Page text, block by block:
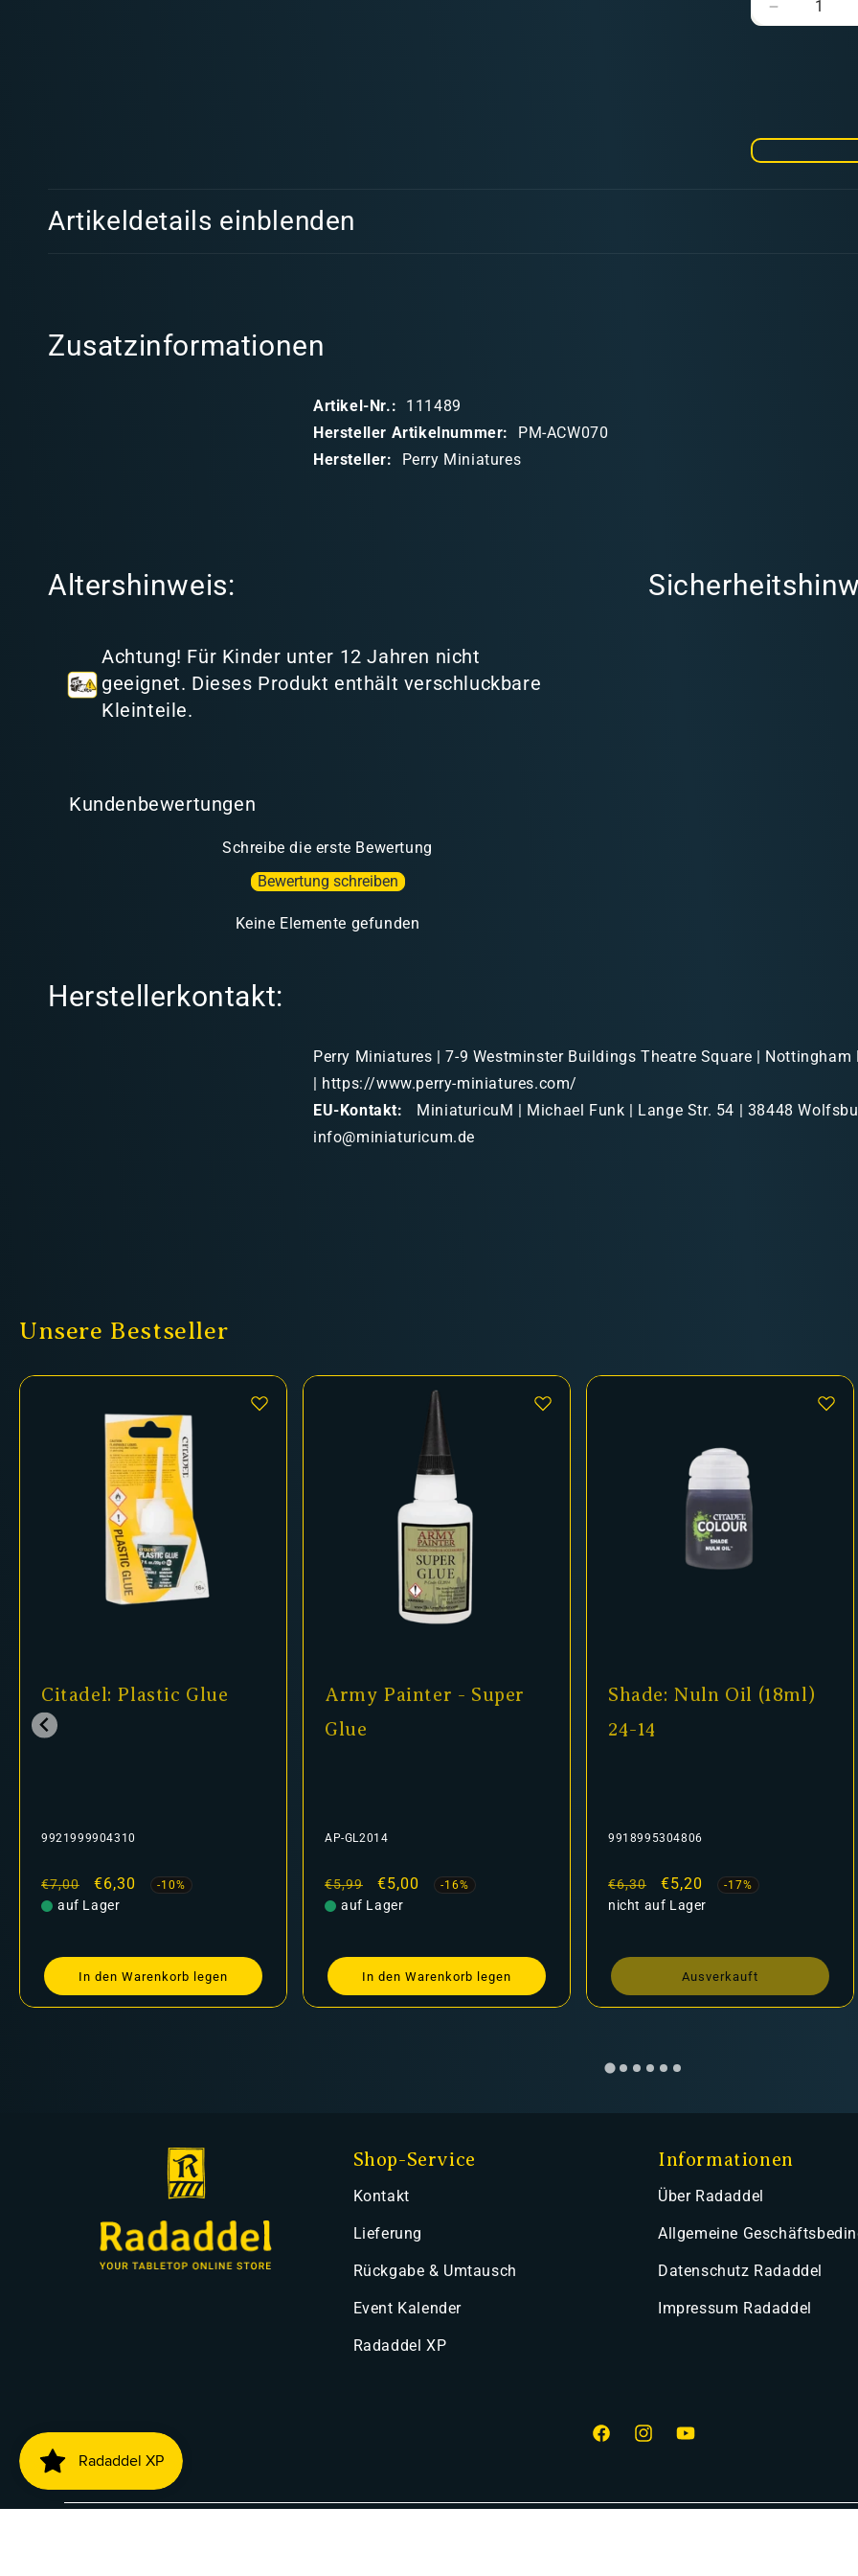
Verringere
War
i
a
I
Artikeldetails einblenden
Zusatzinformationen
Artikel-Nr.:
111489
Hersteller Artikelnummer:
PM-ACW070
Hersteller:
Perry Miniatures
Altershinweis:
Achtung! Für Kinder unter 12 Jahren nicht
geeignet. Dieses Produkt enthält verschluckbare
Kleinteile.
Kundenbewertungen
Schreibe die erste Bewertung
Bewertung schreiben
Keine Elemente gefunden
Herstellerkontakt:
Perry Miniatures | 7-9 Westminster Buildings Theatre Square | Nottingham
| https://www.perry-miniatures.com/
EU-Kontakt:
MiniaturicuM | Michael Funk | Lange Str. 54 | 38448
info@miniaturicum.de
Unsere Bestseller
Citadel: Plastic Glue
9921999904310
Normaler
Preis
€7,00 Verkaufspreis
€6,30 -10%
auf Lager
In den Warenkorb legen
Army Painter - Super
Glue
AP-GL2014
Normaler
Preis
€5,99 Verkaufspreis
€5,00 -16%
auf Lager
In den Warenkorb legen
Shade: Nuln Oil (18ml)
24-14
9918995304806
Normaler
Preis
€6,30 Verkaufspreis
€5,20 -17%
nicht auf Lager
Ausverkauft
Shop-Service
Kontakt
Lieferung
Rückgabe & Umtausch
Event Kalender
Radaddel XP
Informationen
Über Radaddel
Allgemeine
Datenschutz Radaddel
Impressum Radaddel
FacebookInstagramYouTube